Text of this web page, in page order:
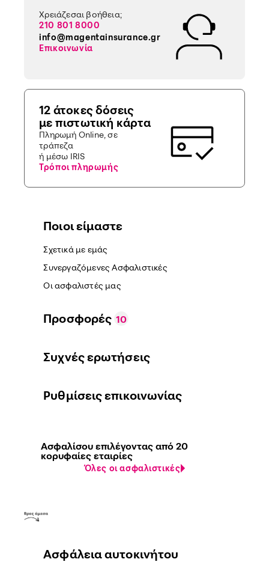
Ποιοι είμαστε
Σχετικά με εμάς
Συνεργαζόμενες Ασφαλιστικές
Οι ασφαλιστές μας
Προσφορές 10
Συχνές ερωτήσεις
Ρυθμίσεις επικοινωνίας
Ασφαλίσου επιλέγοντας από 20
κορυφαίες εταιρίες
Όλες οι ασφαλιστικές
Ασφάλεια αυτοκινήτου
Χρειάζεσαι βοήθεια;
210 801 8000
info@magentainsurance.gr
Επικοινωνία
12 άτοκες δόσεις
με πιστωτική κάρτα
Πληρωμή Online, σε
τράπεζα
ή μέσω IRIS
Τρόποι πληρωμής